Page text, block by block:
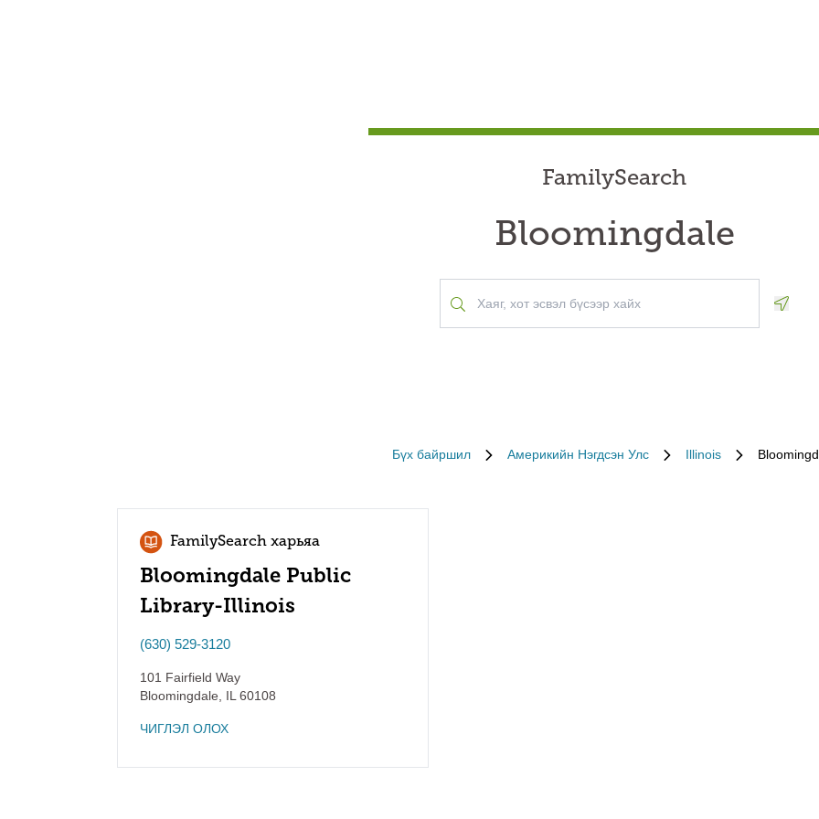
FamilySearch
Bloomingdale
Бүх байршил Америкийн Нэгдсэн Улс Illinois
FamilySearch харьяа
Bloomingdale Public
Library-Illinois
(630) 529-3120
101 Fairfield Way
Bloomingdale
IL 60108
ЧИГЛЭЛ ОЛОХ